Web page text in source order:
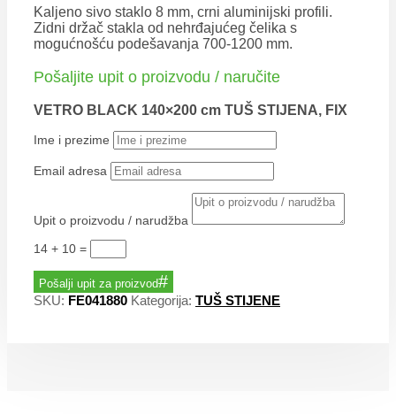
Kaljeno sivo staklo 8 mm, crni aluminijski profili.
Zidni držač stakla od nehrđajućeg čelika s
mogućnošću podešavanja 700-1200 mm.
Pošaljite upit o proizvodu / naručite
VETRO BLACK 140×200 cm TUŠ STIJENA, FIX
Ime i prezime
Email adresa
Upit o proizvodu / narudžba
14 + 10 =
Pošalji upit za proizvod
SKU: FE041880 Kategorija: TUŠ STIJENE